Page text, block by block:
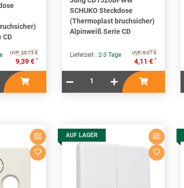
CD
UVP:20,73 €
9,39 € *
SCHUKO Steckdose
(Thermoplast bruchsicher)
Alpinweiß Serie CD
Lieferzeit : 2-3 Tage UVP:9,07 €
4,11 € *
AUF LAGER